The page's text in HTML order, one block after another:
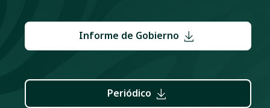
Informe de Gobierno
Periódico